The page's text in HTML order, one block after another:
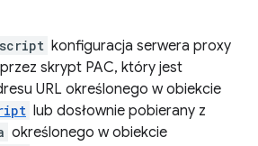
konfiguracja serwera proxy
skrypt PAC, który jest
URL określonego w obiekcie
lub dosłownie pobierany z
określonego w obiekcie